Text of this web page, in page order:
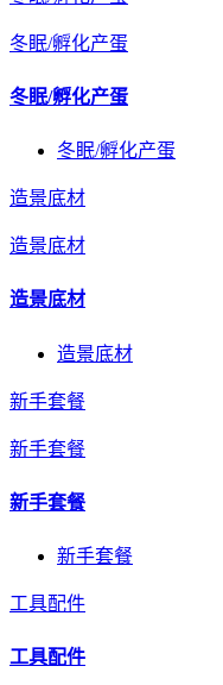
冬眠/孵化产蛋
冬眠/孵化产蛋
冬眠/孵化产蛋
造景底材
造景底材
造景底材
造景底材
新手套餐
新手套餐
新手套餐
新手套餐
工具配件
工具配件